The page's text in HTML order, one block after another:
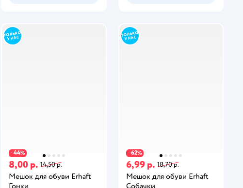
−44%
8,00 р. 14,50 р.
Мешок для обуви Erhaft
−62%
6,99 р. 18,70 р.
Мешок для обуви Erhaft